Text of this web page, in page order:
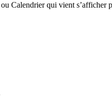
qui vient s’afficher